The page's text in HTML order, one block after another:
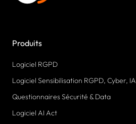
Produits
Logiciel RGPD
Logiciel Sensibilisation RGPD, Cyber, IA
Questionnaires Sécurité & Data
Logiciel AI Act